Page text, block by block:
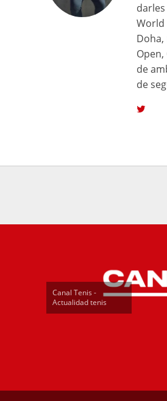
World
Doha,
de
de
Canal Tenis -
Actualidad tenis